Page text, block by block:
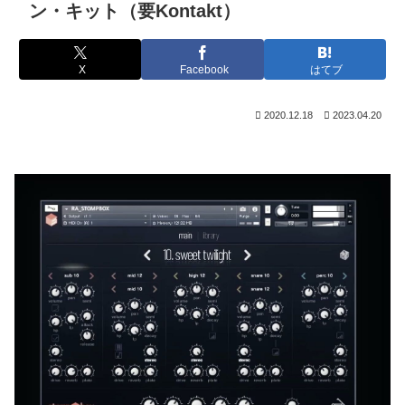
ン・キット（要Kontakt）
X Facebook はてブ
2020.12.18 2023.04.20